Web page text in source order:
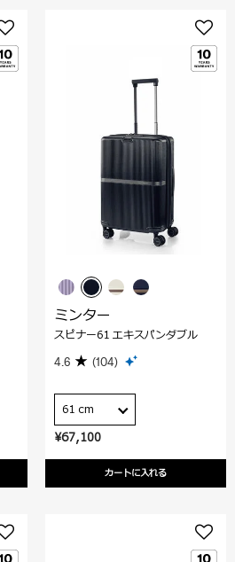
¥67,100
カートに入れる
ミンター
スピナー61 エキスパンダブル
4.6 (104)
61 cm